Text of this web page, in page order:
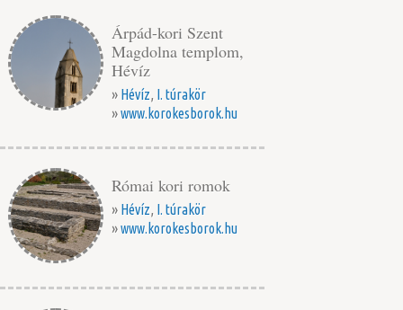
Árpád-kori Szent
Magdolna templom,
Hévíz
» Hévíz, I. túrakör
»www.korokesborok.hu
Római kori romok
» Hévíz I. túrakör
»www.korokesborok.hu